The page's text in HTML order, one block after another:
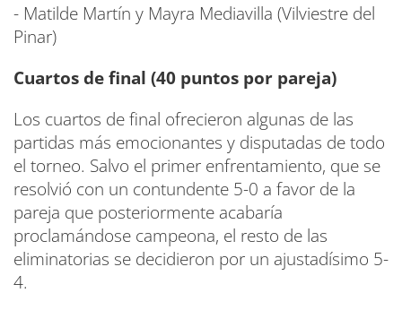
- Matilde Martín y Mayra Mediavilla (Vilviestre del
Pinar)
Cuartos de final (40 puntos por pareja)
Los cuartos de final ofrecieron algunas de las
partidas más emocionantes y disputadas de todo
el torneo. Salvo el primer enfrentamiento, que se
resolvió con un contundente 5-0 a favor de la
pareja que posteriormente acabaría
proclamándose campeona, el resto de las
eliminatorias se decidieron por un ajustadísimo 5-
4.